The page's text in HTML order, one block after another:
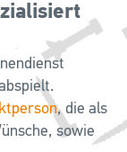
, die als
sowie